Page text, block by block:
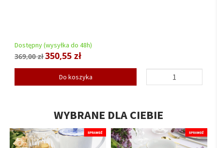
Dostępny (wysyłka do 48h)
369,00 zł350,55 zł
Do koszyka
WYBRANE DLA CIEBIE